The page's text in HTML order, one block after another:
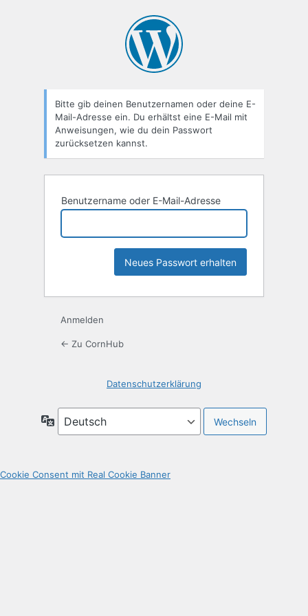
Bitte gib deinen Benutzernamen oder deine E-
Mail-Adresse ein. Du erhältst eine E-Mail mit
Anweisungen, wie du dein Passwort
zurücksetzen kannst.
Benutzername oder E-Mail-Adresse
Anmelden
← Zu CornHub
Datenschutzerklärung
Sprache
Cookie Consent mit Real Cookie Banner